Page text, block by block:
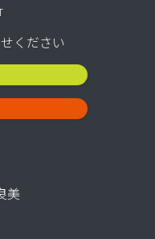
ください
ケジュール
い合わせ